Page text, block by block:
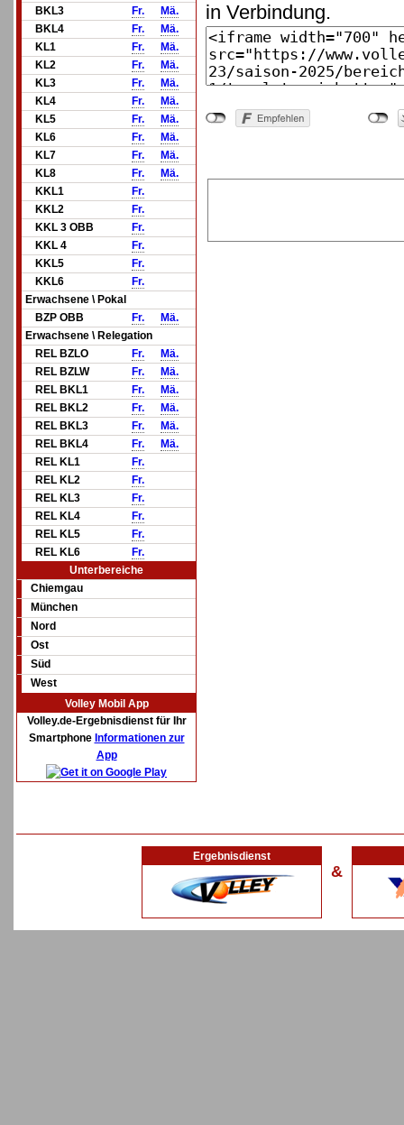
BKL3
Fr.
Mä.
BKL4
Fr.
Mä.
KL1
Fr.
Mä.
KL2
Fr.
Mä.
KL3
Fr.
Mä.
KL4
Fr.
Mä.
KL5
Fr.
Mä.
KL6
Fr.
Mä.
KL7
Fr.
Mä.
KL8
Fr.
Mä.
KKL1
Fr.
KKL2
Fr.
KKL 3 OBB
Fr.
KKL 4
Fr.
KKL5
Fr.
KKL6
Fr.
Erwachsene \ Pokal
BZP OBB
Fr.
Mä.
Erwachsene \ Relegation
REL BZLO
Fr.
Mä.
REL BZLW
Fr.
Mä.
REL BKL1
Fr.
Mä.
REL BKL2
Fr.
Mä.
REL BKL3
Fr.
Mä.
REL BKL4
Fr.
Mä.
REL KL1
Fr.
REL KL2
Fr.
REL KL3
Fr.
REL KL4
Fr.
REL KL5
Fr.
REL KL6
Fr.
Unterbereiche
Chiemgau
München
Nord
Ost
Süd
West
Volley Mobil App
Volley.de-Ergebnisdienst für Ihr
Smartphone Informationen zur
App
in Verbindung.
Ergebnisdienst
&